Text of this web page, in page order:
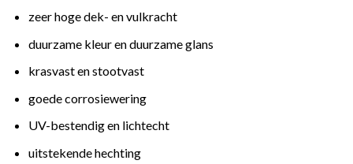
zeer hoge dek- en vulkracht
duurzame kleur en duurzame glans
krasvast en stootvast
goede corrosiewering
UV-bestendig en lichtecht
uitstekende hechting